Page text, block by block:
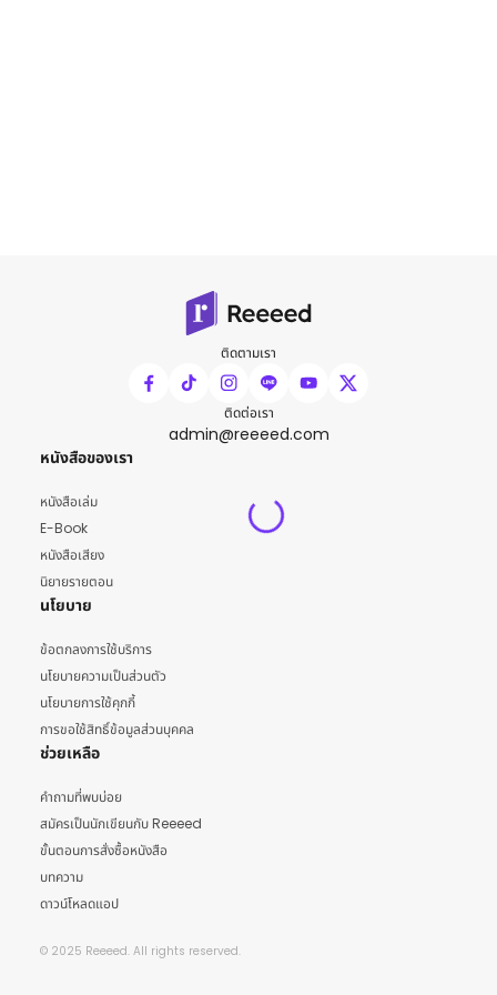
ติดตามเรา
ติดต่อเรา
admin@reeeed.com
หนังสือของเรา
หนังสือเล่ม
E-Book
หนังสือเสียง
นิยายรายตอน
นโยบาย
ข้อตกลงการใช้บริการ
นโยบายความเป็นส่วนตัว
นโยบายการใช้คุกกี้
การขอใช้สิทธิ์ข้อมูลส่วนบุคคล
ช่วยเหลือ
คำถามที่พบบ่อย
สมัครเป็นนักเขียนกับ Reeeed
ขั้นตอนการสั่งซื้อหนังสือ
บทความ
ดาวน์โหลดแอป
© 2025 Reeeed. All rights reserved.